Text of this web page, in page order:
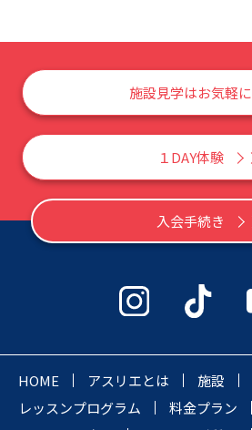
施設見学はお気軽に
１DAY体験
入会手続き
HOME アスリエとは
施設
レッスンプログラム
料金プラン